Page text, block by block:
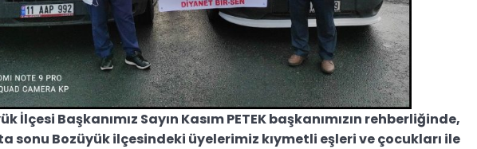
İlçesi Başkanımız Sayın Kasım PETEK başkanımızın rehberliğinde,
sonu Bozüyük ilçesindeki üyelerimiz kıymetli eşleri ve çocukları ile